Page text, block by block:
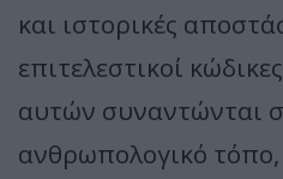
και ιστορικές
επιτελεστικοί
αυτών συναντώνται
ανθρωπολογικό